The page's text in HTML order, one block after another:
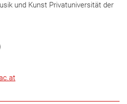
und Kunst Privatuniversität der